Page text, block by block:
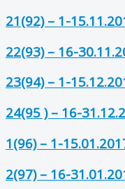
21(92) – 1-
22(93) – 16-
23(94) – 1-
24(95 ) – 16-
1(96) – 1-
2(97) – 16-